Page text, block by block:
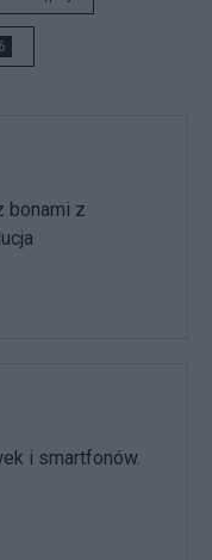
6
bonami z
i smartfonów.